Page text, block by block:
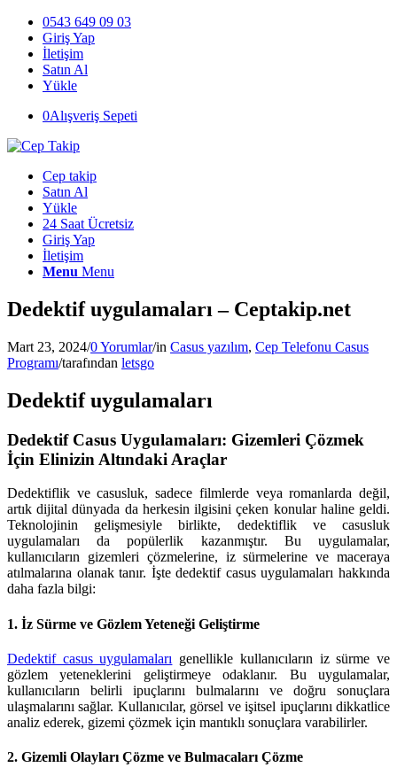
0543 649 09 03
Giriş Yap
İletişim
Satın Al
Yükle
0Alışveriş Sepeti
Cep takip
Satın Al
Yükle
24 Saat Ücretsiz
Giriş Yap
İletişim
Menu Menu
Dedektif uygulamaları – Ceptakip.net
Mart 23, 2024/0 Yorumlar/in Casus yazılım, Cep Telefonu Casus
Programı/tarafından letsgo
Dedektif uygulamaları
Dedektif Casus Uygulamaları: Gizemleri Çözmek
İçin Elinizin Altındaki Araçlar
Dedektiflik ve casusluk, sadece filmlerde veya romanlarda değil,
artık dijital dünyada da herkesin ilgisini çeken konular haline geldi.
Teknolojinin gelişmesiyle birlikte, dedektiflik ve casusluk
uygulamaları da popülerlik kazanmıştır. Bu uygulamalar,
kullanıcıların gizemleri çözmelerine, iz sürmelerine ve maceraya
atılmalarına olanak tanır. İşte dedektif casus uygulamaları hakkında
daha fazla bilgi:
1. İz Sürme ve Gözlem Yeteneği Geliştirme
Dedektif casus uygulamaları genellikle kullanıcıların iz sürme ve
gözlem yeteneklerini geliştirmeye odaklanır. Bu uygulamalar,
kullanıcıların belirli ipuçlarını bulmalarını ve doğru sonuçlara
ulaşmalarını sağlar. Kullanıcılar, görsel ve işitsel ipuçlarını dikkatlice
analiz ederek, gizemi çözmek için mantıklı sonuçlara varabilirler.
2. Gizemli Olayları Çözme ve Bulmacaları Çözme